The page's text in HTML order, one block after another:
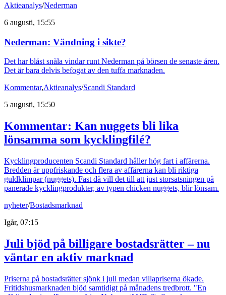
Aktieanalys/Nederman
6 augusti, 15:55
Nederman: Vändning i sikte?
Det har blåst snåla vindar runt Nederman på börsen de senaste åren.
Det är bara delvis befogat av den tuffa marknaden.
Kommentar,Aktieanalys/Scandi Standard
5 augusti, 15:50
Kommentar: Kan nuggets bli lika
lönsamma som kycklingfilé?
Kycklingproducenten Scandi Standard håller hög fart i affärerna.
Bredden är uppfriskande och flera av affärerna kan bli riktiga
guldklimpar (nuggets). Fast då vill det till att just storsatsningen på
panerade kycklingprodukter, av typen chicken nuggets, blir lönsam.
nyheter/Bostadsmarknad
Igår, 07:15
Juli bjöd på billigare bostadsrätter – nu
väntar en aktiv marknad
Priserna på bostadsrätter sjönk i juli medan villapriserna ökade.
Fritidshusmarknaden bjöd samtidigt på månadens tredbrott. "En